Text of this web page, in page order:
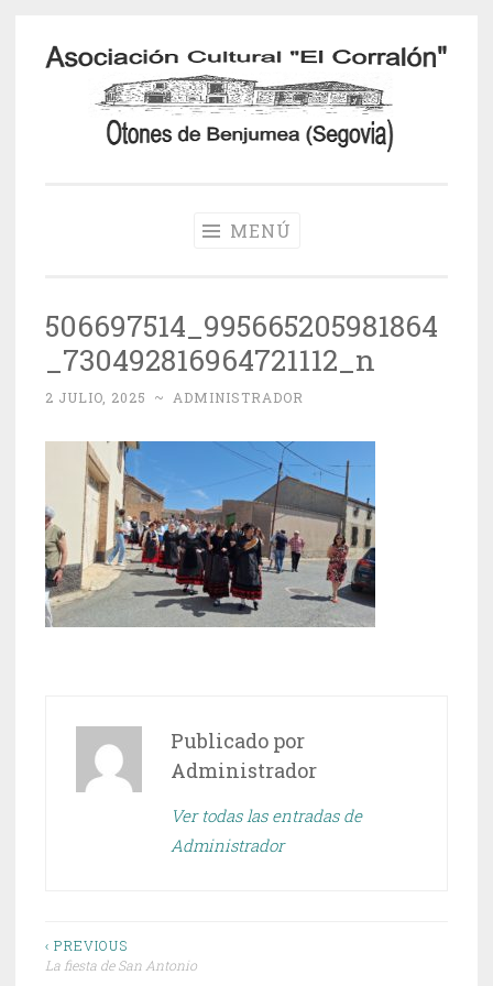
Saltar
contenido
MENÚ
506697514_995665205981864
_730492816964721112_n
2 JULIO, 2025 ~ ADMINISTRADOR
Publicado por
Administrador
Ver todas las entradas de
Administrador
Navegación
‹ PREVIOUS
La fiesta de San Antonio